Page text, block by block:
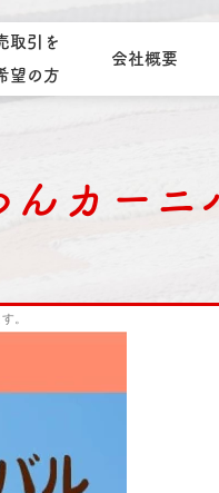
取引を
望の方
会社概要
カー
。